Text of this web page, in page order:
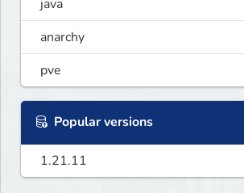
java
anarchy
pve
Popular versions
1.21.11